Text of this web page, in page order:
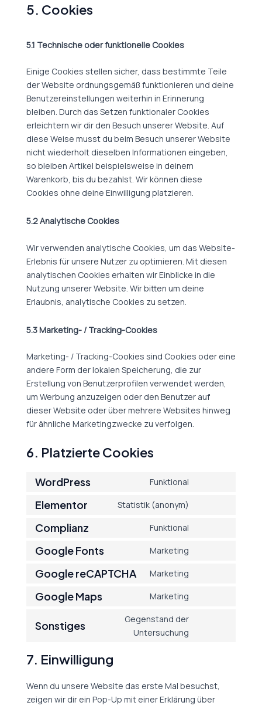
5. Cookies
5.1 Technische oder funktionelle Cookies
Einige Cookies stellen sicher, dass bestimmte Teile
der Website ordnungsgemäß funktionieren und deine
Benutzereinstellungen weiterhin in Erinnerung
bleiben. Durch das Setzen funktionaler Cookies
erleichtern wir dir den Besuch unserer Website. Auf
diese Weise musst du beim Besuch unserer Website
nicht wiederholt dieselben Informationen eingeben,
so bleiben Artikel beispielsweise in deinem
Warenkorb, bis du bezahlst. Wir können diese
Cookies ohne deine Einwilligung platzieren.
5.2 Analytische Cookies
Wir verwenden analytische Cookies, um das Website-
Erlebnis für unsere Nutzer zu optimieren. Mit diesen
analytischen Cookies erhalten wir Einblicke in die
Nutzung unserer Website. Wir bitten um deine
Erlaubnis, analytische Cookies zu setzen.
5.3 Marketing- / Tracking-Cookies
Marketing- / Tracking-Cookies sind Cookies oder eine
andere Form der lokalen Speicherung, die zur
Erstellung von Benutzerprofilen verwendet werden,
um Werbung anzuzeigen oder den Benutzer auf
dieser Website oder über mehrere Websites hinweg
für ähnliche Marketingzwecke zu verfolgen.
6. Platzierte Cookies
WordPress Funktional
Elementor Statistik (anonym)
Complianz Funktional
Google Fonts Marketing
Google reCAPTCHA Marketing
Google Maps Marketing
Sonstiges
Gegenstand der
Untersuchung
7. Einwilligung
Wenn du unsere Website das erste Mal besuchst,
zeigen wir dir ein Pop-Up mit einer Erklärung über